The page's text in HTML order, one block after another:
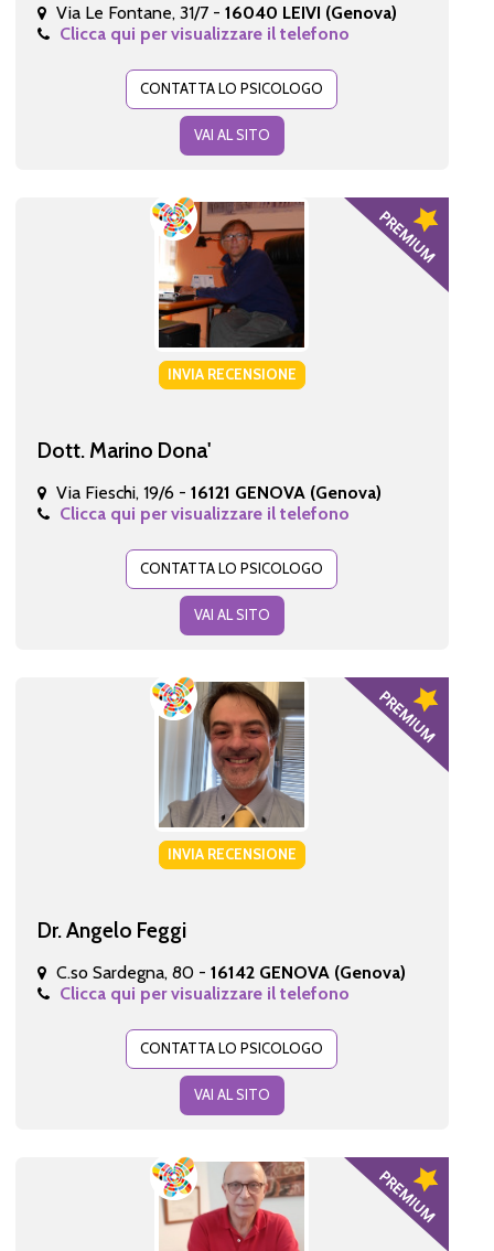
Via Le Fontane, 31/7 - 16040 LEIVI (Genova)
Clicca qui per visualizzare il telefono
CONTATTA LO PSICOLOGO
VAI AL SITO
INVIA RECENSIONE
Dott. Marino Dona'
Via Fieschi, 19/6 - 16121 GENOVA (Genova)
Clicca qui per visualizzare il telefono
CONTATTA LO PSICOLOGO
VAI AL SITO
INVIA RECENSIONE
Dr. Angelo Feggi
C.so Sardegna, 80 - 16142 GENOVA (Genova)
Clicca qui per visualizzare il telefono
CONTATTA LO PSICOLOGO
VAI AL SITO